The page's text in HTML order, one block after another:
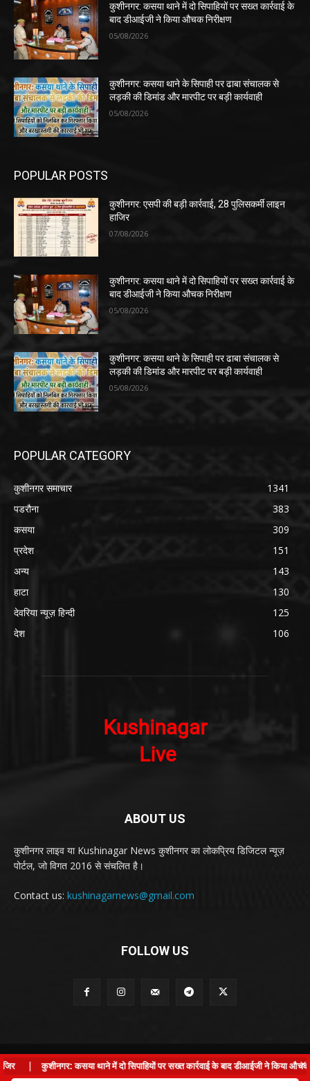
कुशीनगर: कसया थाने में दो सिपाहियों पर सख्त कार्रवाई के
बाद डीआईजी ने किया औचक निरीक्षण
05/08/2026
कुशीनगर: कसया थाने के सिपाही पर ढाबा संचालक से
लड़की की डिमांड और मारपीट पर बड़ी कार्यवाही
05/08/2026
POPULAR POSTS
कुशीनगर: एसपी की बड़ी कार्रवाई, 28 पुलिसकर्मी लाइन
हाजिर
07/08/2026
कुशीनगर: कसया थाने में दो सिपाहियों पर सख्त कार्रवाई के
बाद डीआईजी ने किया औचक निरीक्षण
05/08/2026
कुशीनगर: कसया थाने के सिपाही पर ढाबा संचालक से
लड़की की डिमांड और मारपीट पर बड़ी कार्यवाही
05/08/2026
POPULAR CATEGORY
कुशीनगर समाचार
1341
पडरौना
383
कसया
309
प्रदेश
151
अन्य
143
हाटा
130
देवरिया न्यूज़ हिन्दी
125
देश
106
ABOUT US
कुशीनगर लाइव या Kushinagar News कुशीनगर का लोकप्रिय डिजिटल न्यूज़
पोर्टल, जो विगत 2016 से संचलित है।
Contact us: kushinagarnews@gmail.com
FOLLOW US
© Kushinagar Live - 2022 ×
| कुशीनगर: कसया थाने में दो सिपाहियों पर सख्त कार्रवाई के बाद डीआईजी ने किया औचक